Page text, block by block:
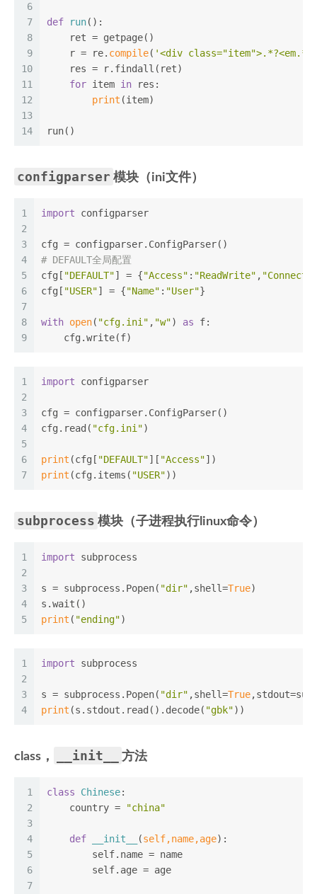
6
7
8
9
10
11
12
13
14
def run():
    ret = getpage()
    r = re.
compile( '<div
    res = r.findall(ret)
for item in res:
print (item)
run()
configparser 模块（ini文件）
1
2
3
4
5
6
7
8
9
import configparser
cfg = configparser.ConfigParser()
# DEFAULT全局配置
cfg[ "DEFAULT"] = {"Access" : "ReadWrite" , "Connect"
cfg[ "USER"] = {"Name" : "User"}
with open( "cfg.ini" , "w") as f:
    cfg.write(f)
1
2
3
4
5
6
7
import configparser
cfg = configparser.ConfigParser()
cfg.read( "cfg.ini")
print (cfg[ "DEFAULT"][ "Access"])
print (cfg.items( "USER"))
subprocess 模块（子进程执行linux命令）
1
2
3
4
5
import subprocess
s = subprocess.Popen( "dir" ,shell=True)
s.wait()
print ( "ending")
1
2
3
4
import subprocess
s = subprocess.Popen( "dir" ,shell=True
print (s.stdout.read().decode( "gbk"))
class， __init__ 方法
1
2
3
4
5
6
7
class Chinese:
    country =
"china"
def __init__ (self,name,age):
        self.name = name
        self.age = age